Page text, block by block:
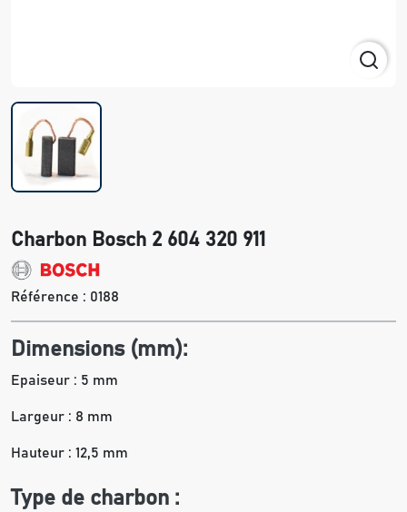
Charbon Bosch 2 604 320 911
Référence : 0188
Dimensions (mm):
Epaiseur : 5 mm
Largeur : 8 mm
Hauteur : 12,5 mm
Type de charbon :